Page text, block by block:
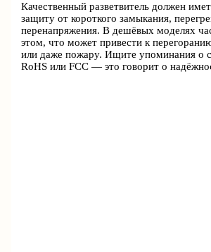
Качественный разветвитель должен
защиту от короткого замыкания,
перенапряжения. В дешёвых моделях
этом, что может привести к
или даже пожару. Ищите упоминания о
RoHS или FCC — это говорит о